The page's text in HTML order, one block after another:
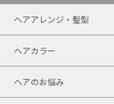
ヘアアレンジ・髪型
ヘアカラー
ヘアのお悩み